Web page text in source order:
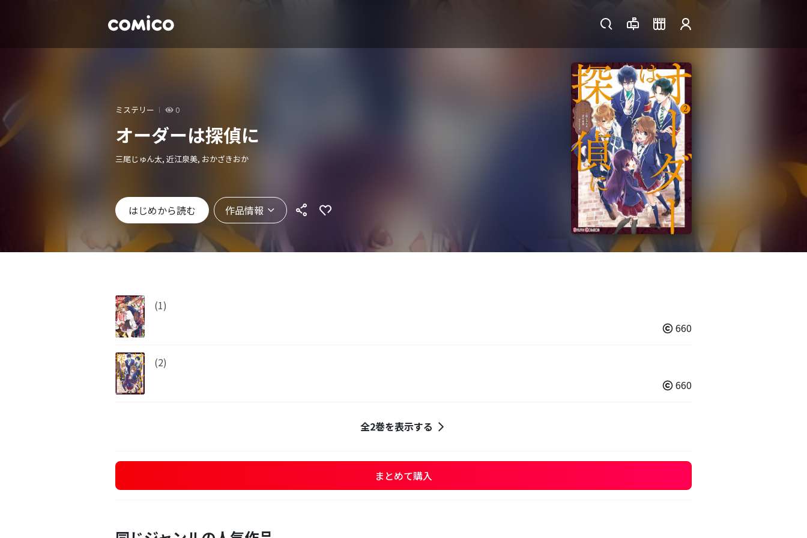
ミステリー 0
オーダーは探偵に
三尾じゅん太, 近江泉美, おかざきおか
はじめから読む 作品情報
(1)
660
(2)
660
全2巻を表示する
まとめて購入